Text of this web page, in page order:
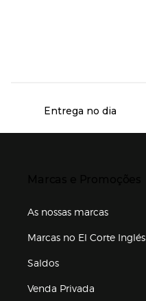
Entrega no dia
As nossas marcas
Marcas no El Corte Inglés
Saldos
Venda Privada